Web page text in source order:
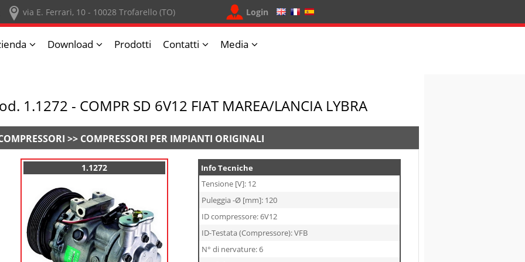
via E. Ferrari, 10 - 10028 Trofarello (TO) Login
Download Prodotti Contatti Media
1.1272 - COMPR SD 6V12 FIAT MAREA/LANCIA LYBRA
>> COMPRESSORI PER IMPIANTI ORIGINALI
1.1272
Info Tecniche
Tensione [V]: 12
Puleggia -Ø [mm]: 120
ID compressore: 6V12
ID-Testata (Compressore): VFB
N° di nervature: 6